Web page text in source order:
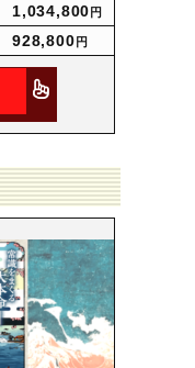
1,034,800 円
928,800 円